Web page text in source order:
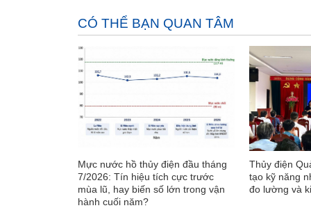
CÓ THỂ BẠN QUAN TÂM
Mực nước hồ thủy điện đầu tháng
7/2026: Tín hiệu tích cực trước
mùa lũ, hay biến số lớn trong vận
hành cuối năm?
Thủy điện
tạo kỹ năng
đo lường và